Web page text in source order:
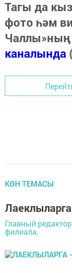
Тагы да
фото һәм
Чаллы»ның
каналында
КӨН ТЕМАСЫ
Главный редактор
филиала,